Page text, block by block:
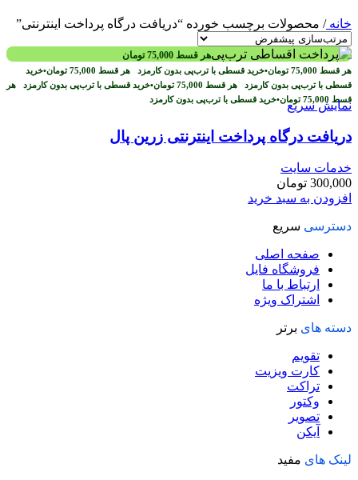
خانه/ محصولات برچسب خورده “دریافت درگاه پرداخت اینترنتی”
هر قسط 75,000 تومان
هر قسط 75,000 تومان•خرید قسطی با ترب‌پی بدون کارمزد هر قسط 75,000 تومان•خرید
قسطی با ترب‌پی بدون کارمزد هر قسط 75,000 تومان•خرید قسطی با ترب‌پی بدون کارمزد هر
قسط 75,000 تومان•خرید قسطی با ترب‌پی بدون کارمزد نمایش سریع
دریافت درگاه پرداخت اینترنتی زرین پال
خدمات سایت
300,000 تومان
افزودن به سبد خرید
دسترسی سریع
صفحه اصلی
فروشگاه فایل
ارتباط با ما
اشتراک ویژه
دسته های برتر
تقویم
کارت ویزیت
تراکت
وکتور
تصویر
آیکن
لینک های مفید